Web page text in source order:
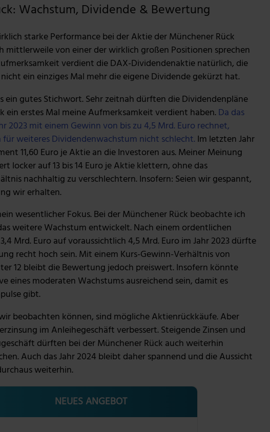
Wachstum, Dividende & Bewertung
starke Performance bei der Aktie der Münchener Rück
mittlerweile von einer der wirklich großen Positionen sprechen
verdient die DAX-Dividendenaktie natürlich, die
nicht ein einziges Mal mehr die eigene Dividende gekürzt hat.
ein gutes Stichwort. Sehr zeitnah dürften die Dividendenpläne
ein erstes Mal meine Aufmerksamkeit verdient haben.Da das
2023 mit einem Gewinn von bis zu 4,5 Mrd. Euro rechnet,
für weiteres Dividendenwachstum nicht schlecht. Im letzten Jahr
11,60 Euro je Aktie an die Investoren aus. Meiner Meinung
locker auf 13 bis 14 Euro je Aktie klettern, ohne das
nachhaltig zu verschlechtern. Insofern: Seien wir gespannt,
wir erhalten.
wesentlicher Fokus. Bei der Münchener Rück beobachte ich
weitere Wachstum entwickelt. Nach einem ordentlichen
Mrd. Euro auf voraussichtlich 4,5 Mrd. Euro im Jahr 2023 dürfte
recht hoch sein. Mit einem Kurs-Gewinn-Verhältnis von
12 bleibt die Bewertung jedoch preiswert. Insofern könnte
eines moderaten Wachstums ausreichend sein, damit es
gibt.
beobachten können, sind mögliche Aktienrückkäufe. Aber
im Anleihegeschäft verbessert. Steigende Zinsen und
dürften bei der Münchener Rück auch weiterhin
Auch das Jahr 2024 bleibt daher spannend und die Aussicht
weiterhin.
NEUES ANGEBOT